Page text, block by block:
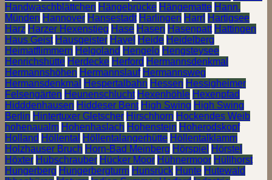
Handwaschblättchen Hängebrücke Hängematte Hann.
Münden Hannover Hansestadt Harlingen Harrl Hartigsee
Harz Harzer Hexenstieg Hase Hasen Hasenpatt Hattingen
Haus Geist Hausgeister Havel Heide Heidelberg
Heimatflimmern Helgoland Hengelo Hengsteysee
Henrichshütte Herdecke Herford Hermannsdenkmal
Hermannshöhen Hermannslauf Hermannsweg
Hermansdenkmal
Hespertalbahn Hessen Hessigheimer
Felsengärten Heunenschlucht Hexenhöhle Hexenpfad
Hidddenhausen Hiddeser Bent High Swing High Swing
Berlin Hintertuxer Gletscher Hirschhorn Hockendes Weib
hohenaualm Hohenhaslach Hohenstein Hoherodskopf
Holland Höllental Höllentalangerhütte Höllentalklamm
Holzhauser Bruch Horn-Bad Meinberg Hörspiel Hörstel
Höxter Hubschrauber Hücker Moor Hühnermoor Hüllhorst
Hungerberg Hungerbergturm Hunsrück Hunte Hutewald